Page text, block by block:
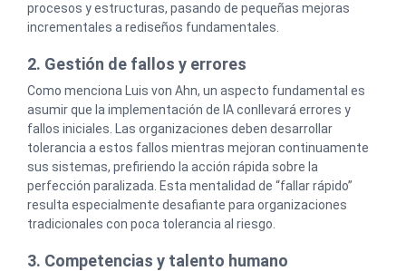
procesos y estructuras, pasando de pequeñas mejoras
incrementales a rediseños fundamentales.
2. Gestión de fallos y errores
Como menciona Luis von Ahn, un aspecto fundamental es
asumir que la implementación de IA conllevará errores y
fallos iniciales. Las organizaciones deben desarrollar
tolerancia a estos fallos mientras mejoran continuamente
sus sistemas, prefiriendo la acción rápida sobre la
perfección paralizada. Esta mentalidad de “fallar rápido”
resulta especialmente desafiante para organizaciones
tradicionales con poca tolerancia al riesgo.
3. Competencias y talento humano